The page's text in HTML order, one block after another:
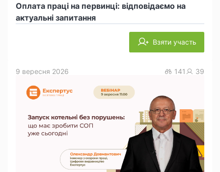
Оплата праці на первинці: відповідаємо на
актуальні запитання
Взяти участь
9 вересня 2026 141 39